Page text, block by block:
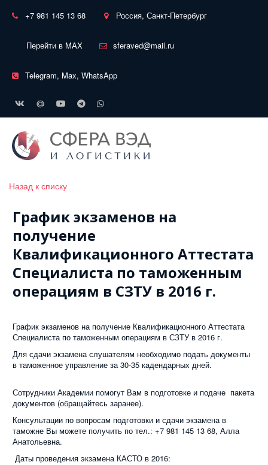
+7 981 145 13 68 Россия, Санкт-Петербург
Перейти в MAX sferaved@mail.ru
Telegram, Max, WhatsApp
Назад к списку
График экзаменов на
получение
Квалификационного Аттестата
Специалиста по таможенным
операциям в СЗТУ в 2016 г.
График экзаменов на получение Квалификационного Аттестата
Специалиста по таможенным операциям в СЗТУ в 2016 г.
Для сдачи экзамена слушателям необходимо подать документы
в таможенное управление за 30-35 кадендарных дней.
Сотрудники Академии помогут Вам в подготовке и подаче пакета
документов (обращайтесь заранее).
Консультации по вопросам подготовки и сдачи экзамена в
таможне Вы можете получить по тел.: +7 981 145 13 68, Алла
Анатольевна.
Даты проведения экзамена КАСТО в 2016: